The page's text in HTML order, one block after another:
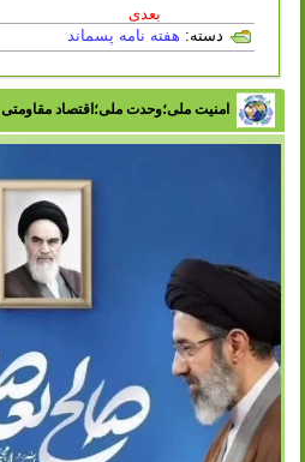
بعدی
دسته: هفته نامه پسماند
امنیت ملی؛وحدت ملی؛اقتصاد مقاومتی